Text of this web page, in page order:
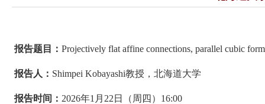
报告题目： Projectively flat affine connections, parallel cubic
报告人： Shimpei Kobayashi教授，北海道大学
报告时间： 2026年1 月 22 日（周四） 16:00